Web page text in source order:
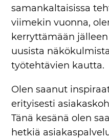
samankaltaisissa
viimekin vuonna,
kerryttämään
uusista
työtehtävien kautta.
Olen saanut
erityisesti
Tänä kesänä olen
hetkiä